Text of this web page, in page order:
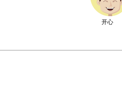
开心